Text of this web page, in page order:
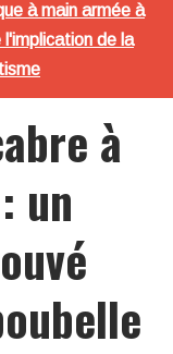
à main armée à
de la
à
un